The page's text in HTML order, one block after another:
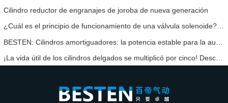
Cilindro reductor de engranajes de joroba de nueva generación
¿Cuál es el principio de funcionamiento de una válvula solenoide? Una vez que lo comprenda, ya no tendrá miedo del mal funcionamiento de las válvulas solenoides.